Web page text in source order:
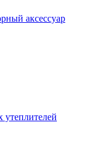
аксессуар
утеплителей